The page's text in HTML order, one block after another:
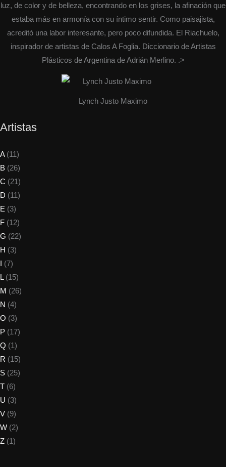
luz, de color y de belleza, encontrando en los grises, la afinación que
estaba más en armonía con su íntimo sentir. Como paisajista,
acreditó una labor interesante, pero poco difundida. El Riachuelo,
inspirador de artistas de Calos A Foglia. Diccionario de Artistas
Plásticos de Argentina de Adrián Merlino. .>
Lynch Justo Maximo
Artistas
A(11)
B (26)
C (21)
D (11)
E (3)
F (12)
G (22)
H (3)
I (7)
L(15)
M (26)
N (4)
O (3)
P (17)
Q (1)
R (15)
S (25)
T (6)
U (3)
V (9)
W (2)
Z (1)